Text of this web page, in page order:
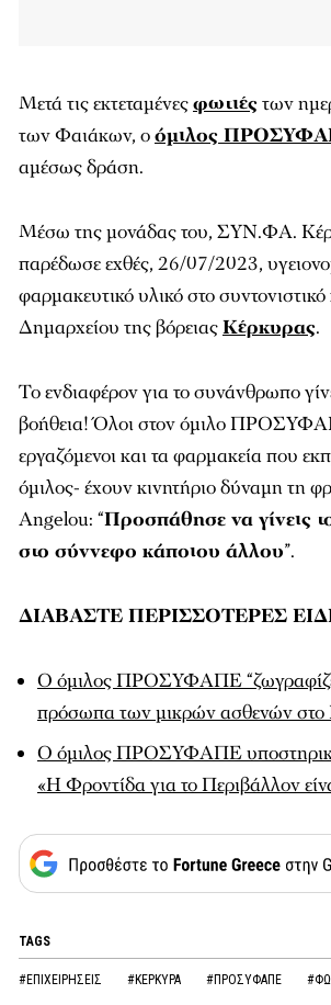
Μετά τις εκτεταμένεςφωτιέςτων
των Φαιάκων, οόμιλος
αμέσως δράση.
Μέσω της μονάδας του, ΣΥΝ.ΦΑ.
παρέδωσε εχθές, 26/07/2023,
φαρμακευτικό υλικό στο συντονιστικό
Δημαρχείου της βόρειαςΚέρκυρας.
Το ενδιαφέρον για το συνάνθρωπο
βοήθεια! Όλοι στον όμιλο
εργαζόμενοι και τα φαρμακεία που
όμιλος- έχουν κινητήριο δύναμη τη
Angelou: “Προσπάθησε να γίνεις
στο σύννεφο κάποιου άλλου”.
ΔΙΑΒΑΣΤΕ ΠΕΡΙΣΣΟΤΕΡΕΣ
Ο όμιλος ΠΡΟΣΥΦΑΠΕ
πρόσωπα των μικρών ασθενών
Ο όμιλος ΠΡΟΣΥΦΑΠΕ
«Η Φροντίδα για το Περιβάλλον
TAGS
#ΕΠΙΧΕΙΡΗΣΕΙΣ #ΚΕΡΚΥΡΑ #ΠΡΟΣΥΦΑΠΕ